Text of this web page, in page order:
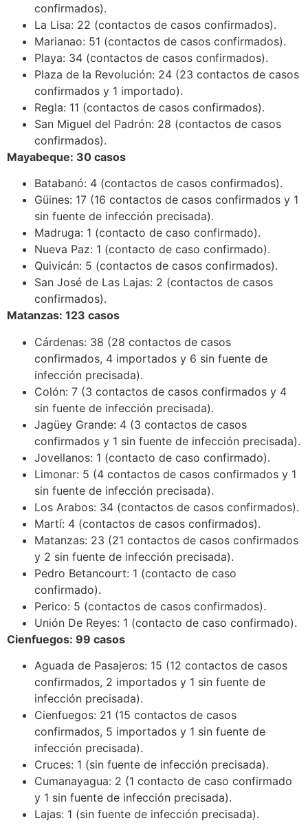
confirmados).
La Lisa: 22 (contactos de casos confirmados).
Marianao: 51 (contactos de casos confirmados).
Playa: 34 (contactos de casos confirmados).
Plaza de la Revolución: 24 (23 contactos de casos
confirmados y 1 importado).
Regla: 11 (contactos de casos confirmados).
San Miguel del Padrón: 28 (contactos de casos
confirmados).
Mayabeque: 30 casos
Batabanó: 4 (contactos de casos confirmados).
Güines: 17 (16 contactos de casos confirmados y 1
sin fuente de infección precisada).
Madruga: 1 (contacto de caso confirmado).
Nueva Paz: 1 (contacto de caso confirmado).
Quivicán: 5 (contactos de casos confirmados).
San José de Las Lajas: 2 (contactos de casos
confirmados).
Matanzas: 123 casos
Cárdenas: 38 (28 contactos de casos
confirmados, 4 importados y 6 sin fuente de
infección precisada).
Colón: 7 (3 contactos de casos confirmados y 4
sin fuente de infección precisada).
Jagüey Grande: 4 (3 contactos de casos
confirmados y 1 sin fuente de infección precisada).
Jovellanos: 1 (contacto de caso confirmado).
Limonar: 5 (4 contactos de casos confirmados y 1
sin fuente de infección precisada).
Los Arabos: 34 (contactos de casos confirmados).
Martí: 4 (contactos de casos confirmados).
Matanzas: 23 (21 contactos de casos confirmados
y 2 sin fuente de infección precisada).
Pedro Betancourt: 1 (contacto de caso
confirmado).
Perico: 5 (contactos de casos confirmados).
Unión De Reyes: 1 (contacto de caso confirmado).
Cienfuegos: 99 casos
Aguada de Pasajeros: 15 (12 contactos de casos
confirmados, 2 importados y 1 sin fuente de
infección precisada).
Cienfuegos: 21 (15 contactos de casos
confirmados, 5 importados y 1 sin fuente de
infección precisada).
Cruces: 1 (sin fuente de infección precisada).
Cumanayagua: 2 (1 contacto de caso confirmado
y 1 sin fuente de infección precisada).
Lajas: 1 (sin fuente de infección precisada).